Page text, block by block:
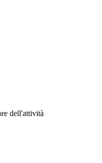
dell'attività